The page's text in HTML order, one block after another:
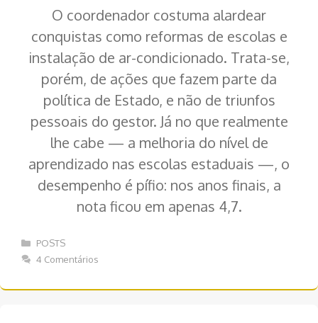
O coordenador costuma alardear
conquistas como reformas de escolas e
instalação de ar-condicionado. Trata-se,
porém, de ações que fazem parte da
política de Estado, e não de triunfos
pessoais do gestor. Já no que realmente
lhe cabe — a melhoria do nível de
aprendizado nas escolas estaduais —, o
desempenho é pífio: nos anos finais, a
nota ficou em apenas 4,7.
Categorias
POSTS
4 Comentários